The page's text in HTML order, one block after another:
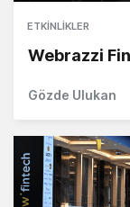
ETKINLIKLER
Webrazzi
Gözde Ulukan